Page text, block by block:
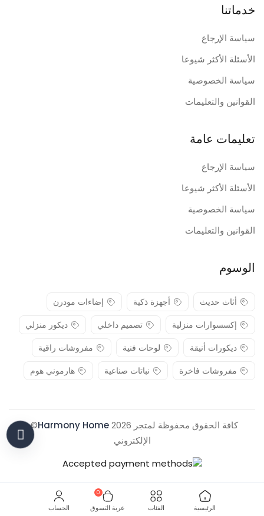
الرئيسية الفئات عربة التسوق
0
الحساب
خدماتنا
سياسة الإرجاع
الأسئلة الأكثر شيوعا
سياسة الخصوصية
القوانين والتعليمات
تعليمات عامة
سياسة الإرجاع
الأسئلة الأكثر شيوعا
سياسة الخصوصية
القوانين والتعليمات
الوسوم
أثاث حديث أجهزة ذكية
إضاءات مودرن
إكسسوارات منزلية
تصميم داخلي
ديكور منزلي
ديكورات أنيقة
لوحات فنية
مفروشات راقية
مفروشات فاخرة
نباتات صناعية هارموني هوم
كافة الحقوق محفوظة لمتجر 2026 Harmony Home
© .
الإلكتروني